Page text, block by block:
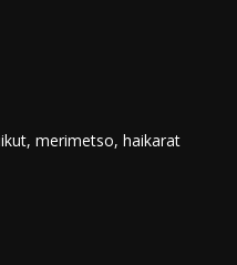
merimetso, haikarat